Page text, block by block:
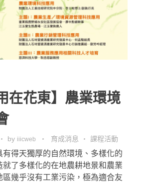
在花東】農業環境
by iiicweb 育成消息 課程活動
有得天獨厚的自然環境、多樣化的
就了多樣化的在地農耕地景和農業
區幾乎沒有工業污染，極為適合友